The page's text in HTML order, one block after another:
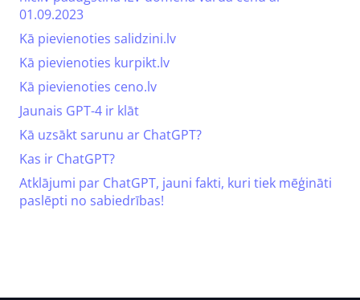
01.09.2023
Kā pievienoties salidzini.lv
Kā pievienoties kurpikt.lv
Kā pievienoties ceno.lv
Jaunais GPT-4 ir klāt
Kā uzsākt sarunu ar ChatGPT?
Kas ir ChatGPT?
Atklājumi par ChatGPT, jauni fakti, kuri tiek mēģināti
paslēpti no sabiedrības!